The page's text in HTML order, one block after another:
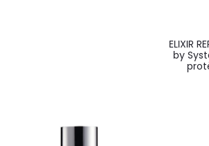
ELIXIR
by